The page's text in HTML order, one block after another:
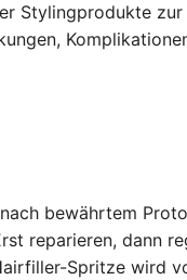
Stylingprodukte zur
bewährtem
reparieren, dann
Spritze wird